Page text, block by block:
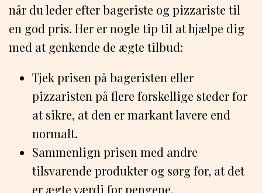
når du leder efter bageriste og pizzariste til
en god pris. Her er nogle tip til at hjælpe dig
med at genkende de ægte tilbud:
Tjek prisen på bageristen eller
pizzaristen på flere forskellige steder for
at sikre, at den er markant lavere end
normalt.
Sammenlign prisen med andre
tilsvarende produkter og sørg for, at det
er ægte værdi for pengene.